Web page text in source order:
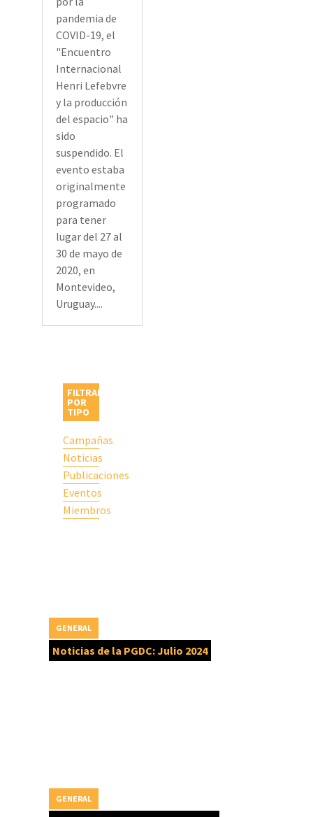
pandemia de
COVID-19, el
"Encuentro
Internacional
Henri Lefebvre
y la producción
del espacio" ha
sido
suspendido. El
evento estaba
originalmente
programado
para tener
lugar del 27 al
30 de mayo de
2020, en
Montevideo,
Uruguay....
FILTRAR
POR
TIPO
Campañas
Noticias
Publicaciones
Eventos
Miembros
Noticias de la PGDC: Julio 2024
GENERAL
GENERAL